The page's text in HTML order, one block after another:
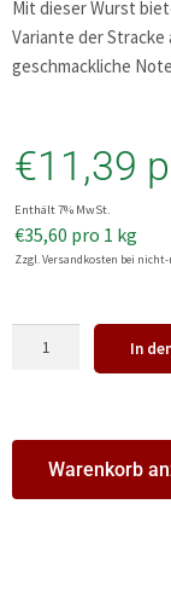
Mit dieser Wurst
Variante der
geschmackliche
€11,39
Enthält 7% MwSt.
€35,60 pro 1 kg
Zzgl. Versandkosten bei
In
Warenkorb